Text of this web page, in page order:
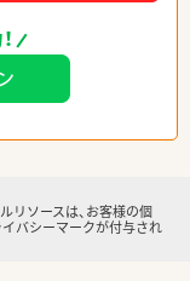
リソースは、お客様の個
バシーマークが付与され